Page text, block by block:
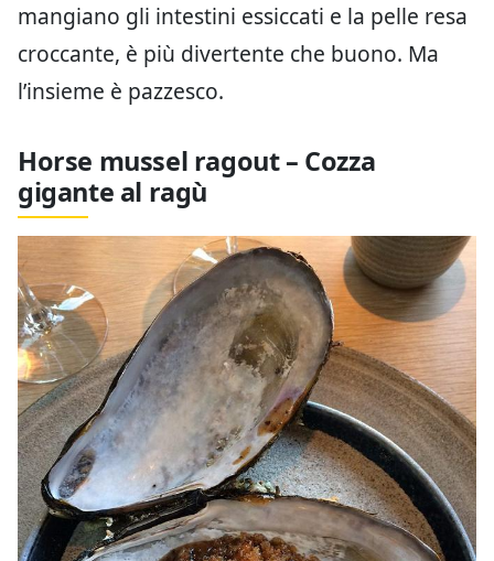
mangiano gli intestini essiccati e la pelle resa
croccante, è più divertente che buono. Ma
l’insieme è pazzesco.
Horse mussel ragout – Cozza
gigante al ragù